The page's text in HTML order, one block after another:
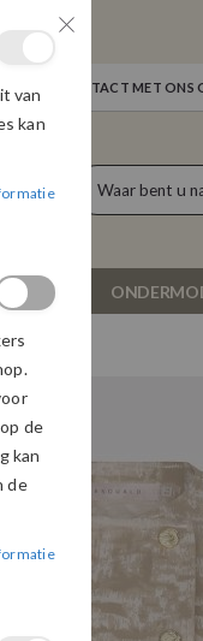
NEEM CONTACT MET ONS
Cart
van
kan
de
kan
de